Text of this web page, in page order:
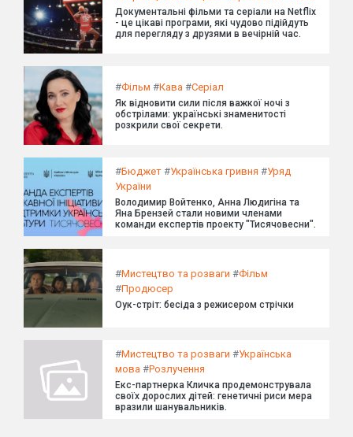
Документальні фільми та серіали на Netflix
- це цікаві програми, які чудово підійдуть
для перегляду з друзями в вечірній час.
#Фільм #Кава #Серіал
Як відновити сили після важкої ночі з
обстрілами: українські знаменитості
розкрили свої секрети.
#Бюджет #Українська гривня #Уряд
України
Володимир Войтенко, Анна Людигіна та
Яна Брензей стали новими членами
команди експертів проекту "Тисячовесни".
#Мистецтво та розваги #Фільм
#Продюсер
Оук-стріт: бесіда з режисером стрічки
#Мистецтво та розваги #Українська
мова #Розлучення
Екс-партнерка Кличка продемонструвала
своїх дорослих дітей: генетичні риси мера
вразили шанувальників.